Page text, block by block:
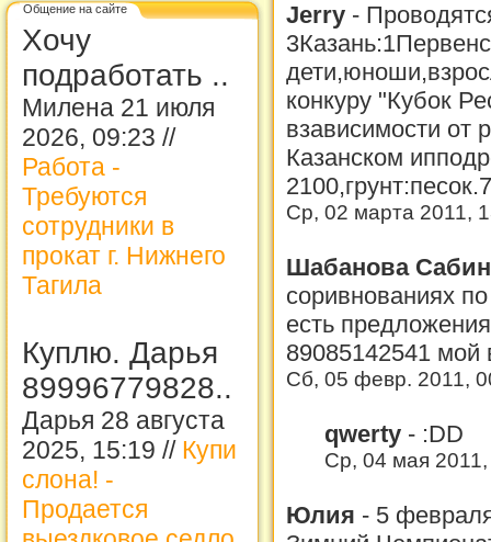
Общение на сайте
Хочу
подработать ..
Милена 21 июля
2026, 09:23 //
Работа -
Требуются
сотрудники в
прокат г. Нижнего
Тагила
Куплю. Дарья
89996779828..
Дарья 28 августа
2025, 15:19 // Купи
слона! -
Продается
Jerry -
конкуру "Кубок
взависимости от
Казанском
Ср, 02 марта 2011,
Шабанова
соривнованиях
есть
89085142541 мой
Сб, 05 февр. 2011,
qwerty - :DD
Ср, 04 мая
Юлия - 5